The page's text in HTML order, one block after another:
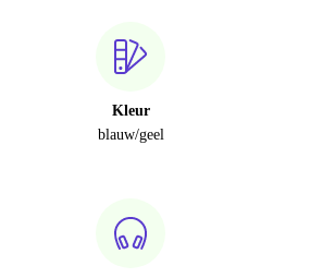
Kleur
blauw/geel